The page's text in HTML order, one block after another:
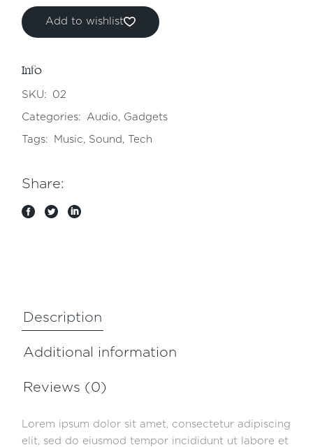
Add to wishlist
Info
SKU: 02
Categories: Audio, Gadgets
Tags: Music, Sound , Tech
Share:
Description
Additional information
Reviews (0)
Lorem ipsum dolor sit amet, consectetur adipiscing
elit, sed do eiusmod tempor incididunt ut labore et